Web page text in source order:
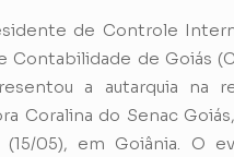
de Controle
Contabilidade de Goiás
a autarquia na
Coralina do Senac
(15/05), em Goiânia. O